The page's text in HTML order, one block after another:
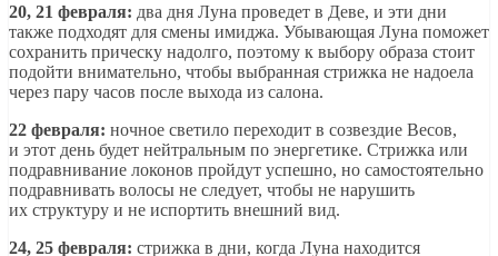
20, 21 февраля: два дня Луна проведет в Деве, и эти дни
также подходят для смены имиджа. Убывающая Луна поможет
сохранить прическу надолго, поэтому к выбору образа стоит
подойти внимательно, чтобы выбранная стрижка не надоела
через пару часов после выхода из салона.
22 февраля: ночное светило переходит в созвездие Весов,
и этот день будет нейтральным по энергетике. Стрижка или
подравнивание локонов пройдут успешно, но самостоятельно
подравнивать волосы не следует, чтобы не нарушить
их структуру и не испортить внешний вид.
24, 25 февраля: стрижка в дни, когда Луна находится